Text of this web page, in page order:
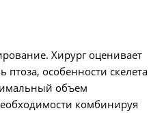
Хирург оценивает
птоза, особенности скелета
объем
комбинируя